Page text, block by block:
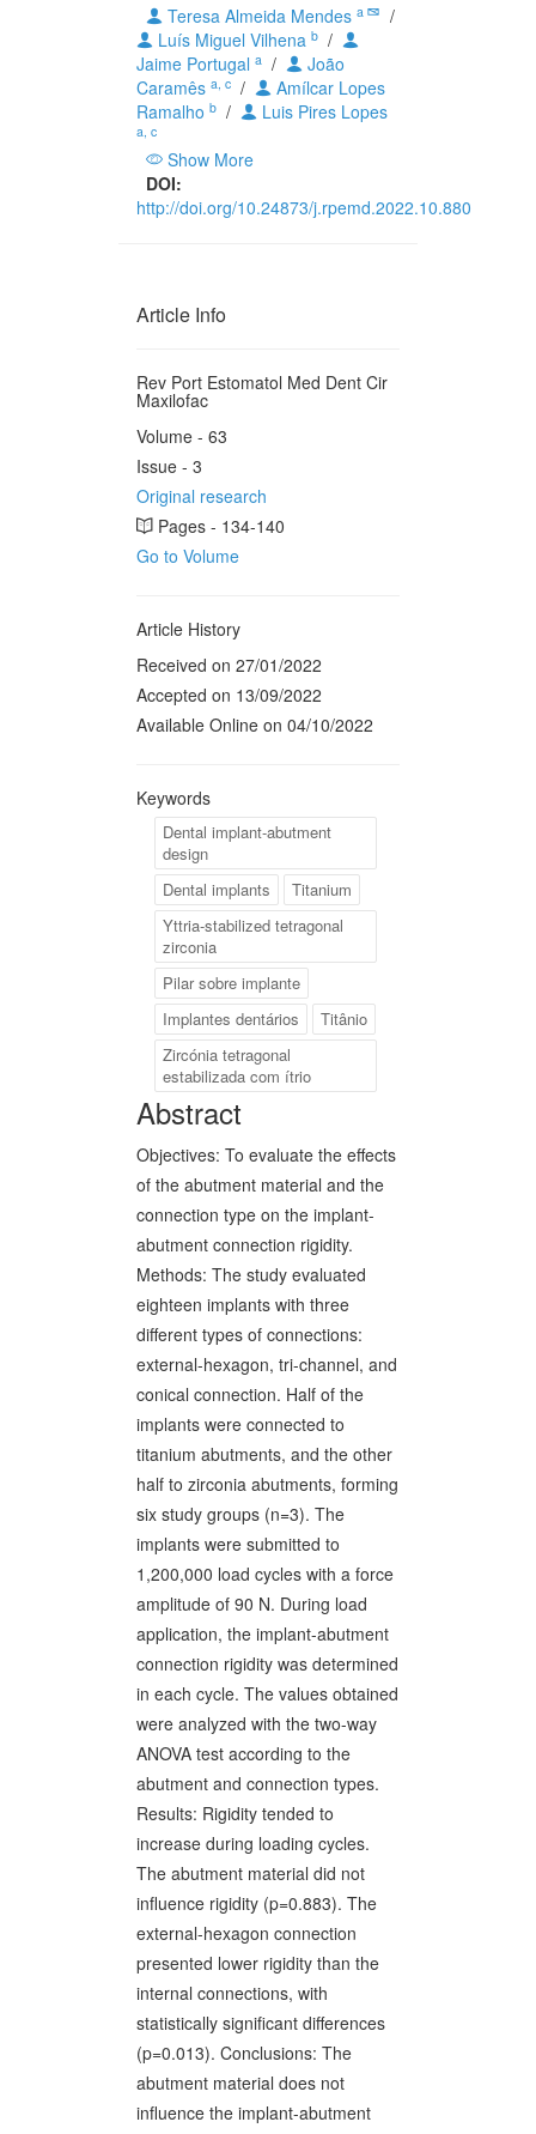
Teresa Almeida Mendes a
/
Luís Miguel Vilhena b /
Jaime Portugal a /
João
Caramês a, c /
Amílcar Lopes
Ramalho b / Luis Pires Lopes
a, c
Show More
DOI:
http://doi.org/10.24873/j.rpemd.2022.10.880
Article Info
Rev Port Estomatol Med Dent Cir
Maxilofac
Volume - 63
Issue - 3
Original research
Pages - 134-140
Go to Volume
Article History
Received on 27/01/2022
Accepted on 13/09/2022
Available Online on 04/10/2022
Keywords
Dental implant-abutment
design
Dental implants
Titanium
Yttria-stabilized tetragonal
zirconia
Pilar sobre implante
Implantes dentários
Titânio
Zircónia tetragonal
estabilizada com ítrio
Abstract
Objectives: To evaluate the effects
of the abutment material and the
connection type on the implant-
abutment connection rigidity.
Methods: The study evaluated
eighteen implants with three
different types of connections:
external-hexagon, tri-channel, and
conical connection. Half of the
implants were connected to
titanium abutments, and the other
half to zirconia abutments, forming
six study groups (n=3). The
implants were submitted to
1,200,000 load cycles with a force
amplitude of 90 N. During load
application, the implant-abutment
connection rigidity was determined
in each cycle. The values obtained
were analyzed with the two-way
ANOVA test according to the
abutment and connection types.
Results: Rigidity tended to
increase during loading cycles.
The abutment material did not
influence rigidity (p=0.883). The
external-hexagon connection
presented lower rigidity than the
internal connections, with
statistically significant differences
(p=0.013). Conclusions: The
abutment material does not
influence the implant-abutment